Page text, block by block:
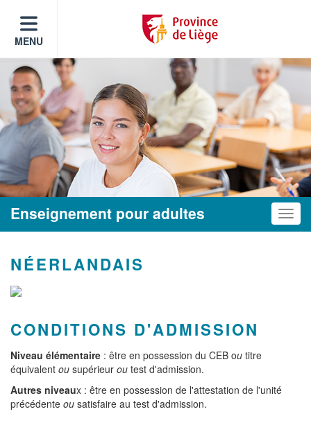
MENU
Enseignement pour adultes
NÉERLANDAIS
CONDITIONS D'ADMISSION
Niveau élémentaire : être en possession du CEB ou titre
équivalent ou supérieur ou test d'admission.
Autres niveaux : être en possession de l'attestation de l'unité
précédente ou satisfaire au test d'admission.